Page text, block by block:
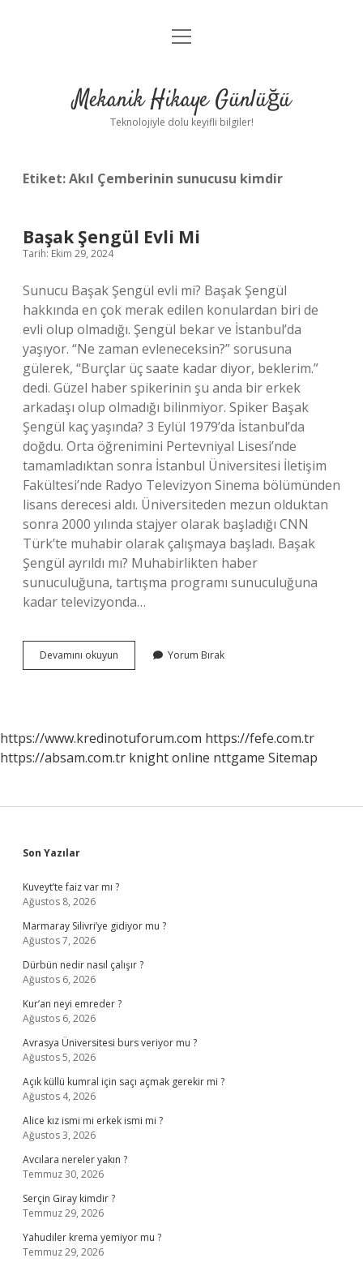
Anasayfa
Yasal Uyarı
menüyü
Mekanik Hikaye Günlüğü
Teknolojiyle dolu keyifli bilgiler!
Etiket:Akıl Çemberinin sunucusu kimdir
Başak Şengül Evli Mi
Tarih: Ekim 29, 2024
Sunucu Başak Şengül evli mi? Başak Şengül
hakkında en çok merak edilen konulardan biri de
evli olup olmadığı. Şengül bekar ve İstanbul’da
yaşıyor. “Ne zaman evleneceksin?” sorusuna
gülerek, “Burçlar üç saate kadar diyor, beklerim.”
dedi. Güzel haber spikerinin şu anda bir erkek
arkadaşı olup olmadığı bilinmiyor. Spiker Başak
Şengül kaç yaşında? 3 Eylül 1979’da İstanbul’da
doğdu. Orta öğrenimini Pertevniyal Lisesi’nde
tamamladıktan sonra İstanbul Üniversitesi İletişim
Fakültesi’nde Radyo Televizyon Sinema bölümünden
lisans derecesi aldı. Üniversiteden mezun olduktan
sonra 2000 yılında stajyer olarak başladığı CNN
Türk’te muhabir olarak çalışmaya başladı. Başak
Şengül ayrıldı mı? Muhabirlikten haber
sunuculuğuna, tartışma programı sunuculuğuna
kadar televizyonda…
Devamını okuyun
Şengül
Yorum Bırak
https://www.kredinotuforum.com https://fefe.com.tr
https://absam.com.tr knight online nttgame Sitemap
Sidebar
Son Yazılar
Kuveyt’te faiz var mı ?
Ağustos 8, 2026
Marmaray Silivri’ye gidiyor mu ?
Ağustos 7, 2026
Dürbün nedir nasıl çalışır ?
Ağustos 6, 2026
Kur’an neyi emreder ?
Ağustos 6, 2026
Avrasya Üniversitesi burs veriyor mu ?
Ağustos 5, 2026
Açık küllü kumral için saçı açmak gerekir mi ?
Ağustos 4, 2026
Alice kız ismi mi erkek ismi mi ?
Ağustos 3, 2026
Avcılara nereler yakın ?
Temmuz 30, 2026
Serçin Giray kimdir ?
Temmuz 29, 2026
Yahudiler krema yemiyor mu ?
Temmuz 29, 2026